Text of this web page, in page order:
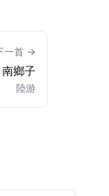
一首 →
南鄉子
陸游